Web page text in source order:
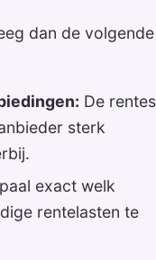
dan de volgende
De rentes
sterk
exact welk
rentelasten te